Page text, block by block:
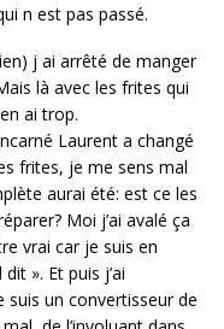
n est pas passé.
j ai arrêté de manger
là avec les frites qui
ai trop.
Laurent a changé
frites, je me sens mal
aurai été: est ce les
Moi j’ai avalé ça
vrai car je suis en
». Et puis j’ai
suis un convertisseur de